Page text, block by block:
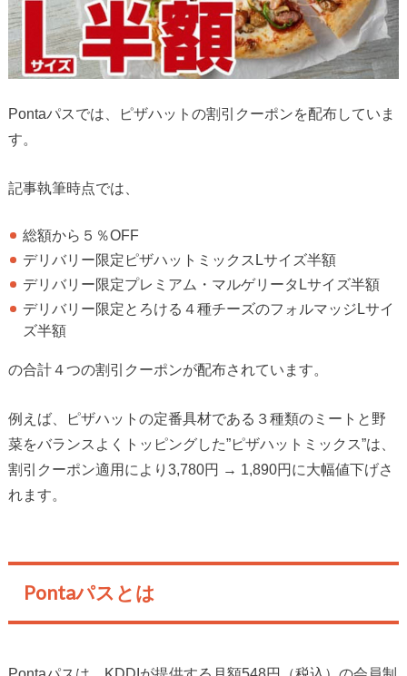
Pontaパスでは、ピザハットの割引クーポンを配布していま
す。
記事執筆時点では、
総額から５％OFF
デリバリー限定ピザハットミックスLサイズ半額
デリバリー限定プレミアム・マルゲリータLサイズ半額
デリバリー限定とろける４種チーズのフォルマッジLサイ
ズ半額
の合計４つの割引クーポンが配布されています。
例えば、ピザハットの定番具材である３種類のミートと野
菜をバランスよくトッピングした”ピザハットミックス”は、
割引クーポン適用により3,780円 → 1,890円に大幅値下げさ
れます。
Pontaパスとは